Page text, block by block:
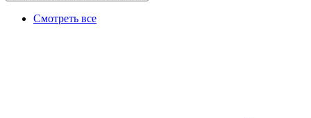
Смотреть все